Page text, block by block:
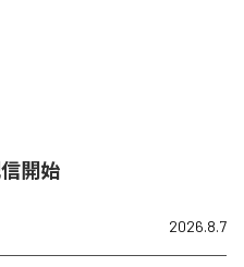
信開始
2026.8.7